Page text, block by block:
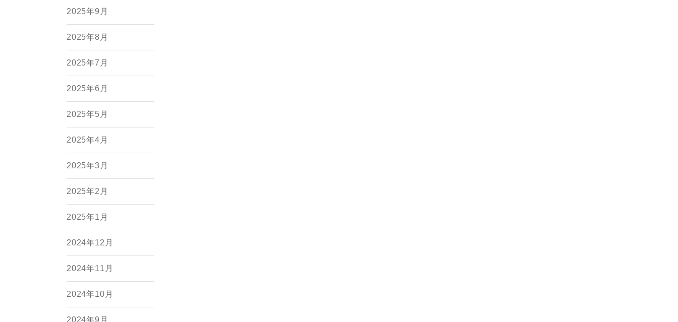
2025年9月
2025年8月
2025年7月
2025年6月
2025年5月
2025年4月
2025年3月
2025年2月
2025年1月
2024年12月
2024年11月
2024年10月
2024年9月